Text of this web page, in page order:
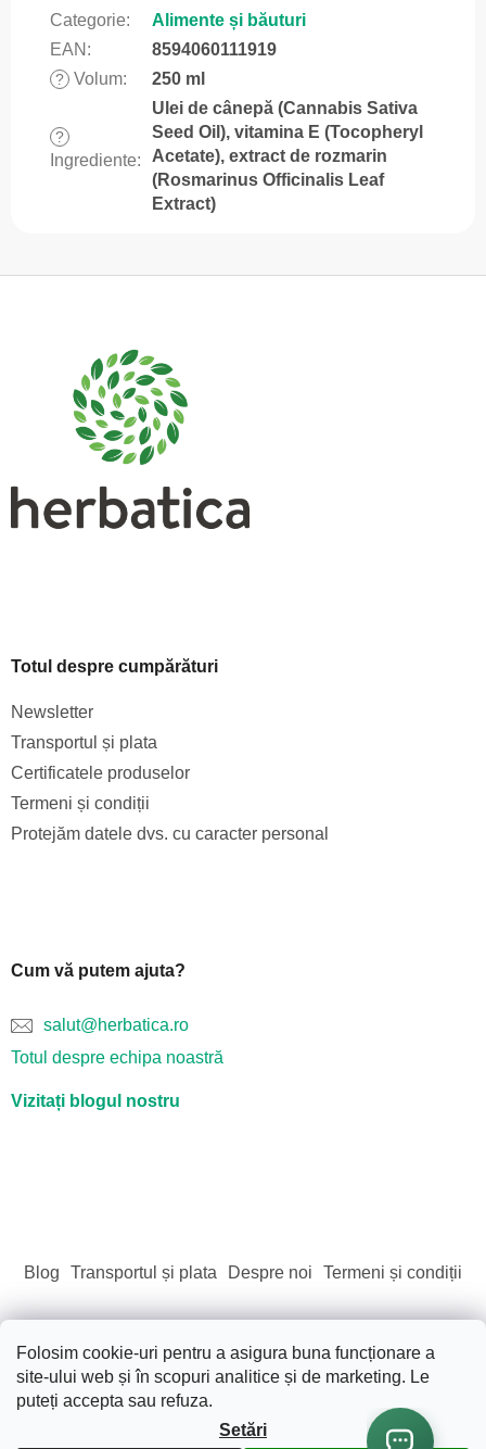
Folosim cookie-uri pentru a asigura buna funcționare a
site-ului web și în scopuri analitice și de marketing. Le
puteți accepta sau refuza.
Setări
Categorie:
Alimente și băuturi
EAN : 8594060111919
? Volum: 250 ml
?
Ingrediente:
Ulei de cânepă (Cannabis Sativa
Seed Oil), vitamina E (Tocopheryl
Acetate), extract de rozmarin
(Rosmarinus Officinalis Leaf
Extract)
Totul despre cumpărături
Newsletter
Transportul și plata
Certificatele produselor
Termeni și condiții
Protejăm datele dvs. cu caracter personal
Cum vă putem ajuta?
salut@herbatica.ro
Totul despre echipa noastră
Vizitați blogul nostru
Blog Transportul și plata Despre noi Termeni și condiții
Creat de Shoptet